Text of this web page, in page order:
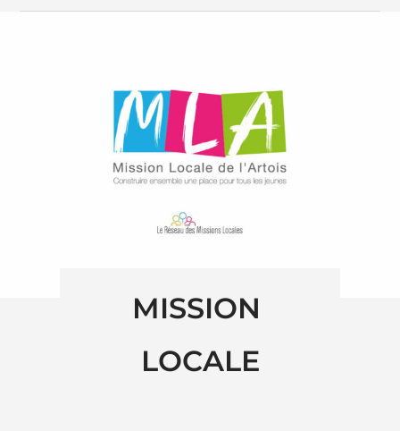
MISSION
LOCALE